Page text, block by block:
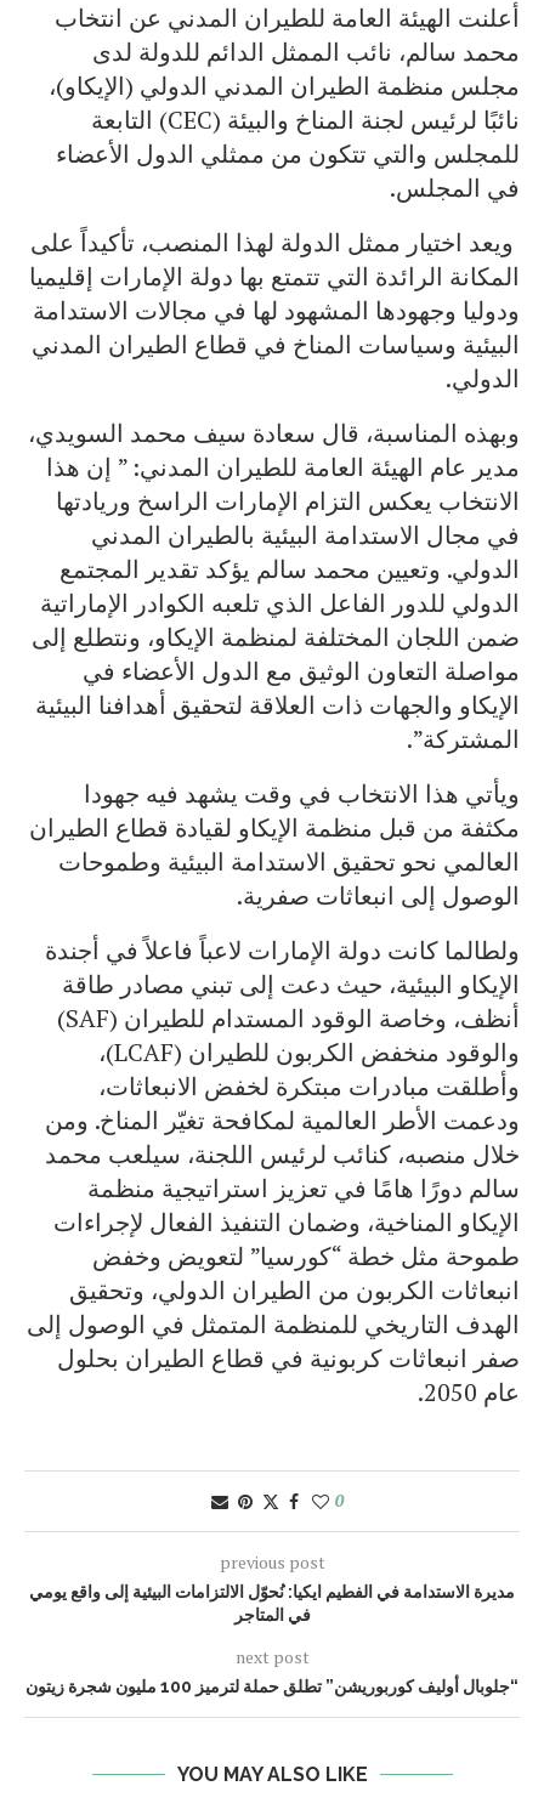
أعلنت الهيئة العامة للطيران المدني عن انتخاب
محمد سالم، نائب الممثل الدائم للدولة لدى
مجلس منظمة الطيران المدني الدولي (الإيكاو)،
نائبًا لرئيس لجنة المناخ والبيئة (CEC) التابعة
للمجلس والتي تتكون من ممثلي الدول الأعضاء
في المجلس.
ويعد اختيار ممثل الدولة لهذا المنصب، تأكيداً على
المكانة الرائدة التي تتمتع بها دولة الإمارات إقليميا
ودوليا وجهودها المشهود لها في مجالات الاستدامة
البيئية وسياسات المناخ في قطاع الطيران المدني
الدولي.
وبهذه المناسبة، قال سعادة سيف محمد السويدي،
مدير عام الهيئة العامة للطيران المدني: ” إن هذا
الانتخاب يعكس التزام الإمارات الراسخ وريادتها
في مجال الاستدامة البيئية بالطيران المدني
الدولي. وتعيين محمد سالم يؤكد تقدير المجتمع
الدولي للدور الفاعل الذي تلعبه الكوادر الإماراتية
ضمن اللجان المختلفة لمنظمة الإيكاو، ونتطلع إلى
مواصلة التعاون الوثيق مع الدول الأعضاء في
الإيكاو والجهات ذات العلاقة لتحقيق أهدافنا البيئية
المشتركة”.
ويأتي هذا الانتخاب في وقت يشهد فيه جهودا
مكثفة من قبل منظمة الإيكاو لقيادة قطاع الطيران
العالمي نحو تحقيق الاستدامة البيئية وطموحات
الوصول إلى انبعاثات صفرية.
ولطالما كانت دولة الإمارات لاعباً فاعلاً في أجندة
الإيكاو البيئية، حيث دعت إلى تبني مصادر طاقة
أنظف، وخاصة الوقود المستدام للطيران (SAF)
والوقود منخفض الكربون للطيران (LCAF)،
وأطلقت مبادرات مبتكرة لخفض الانبعاثات،
ودعمت الأطر العالمية لمكافحة تغيّر المناخ. ومن
خلال منصبه، كنائب لرئيس اللجنة، سيلعب محمد
سالم دورًا هامًا في تعزيز استراتيجية منظمة
الإيكاو المناخية، وضمان التنفيذ الفعال لإجراءات
طموحة مثل خطة “كورسيا” لتعويض وخفض
انبعاثات الكربون من الطيران الدولي، وتحقيق
الهدف التاريخي للمنظمة المتمثل في الوصول إلى
صفر انبعاثات كربونية في قطاع الطيران بحلول
عام 2050.
0
previous post
مديرة الاستدامة في الفطيم ايكيا: نُحوّل الالتزامات البيئية إلى واقع يومي
في المتاجر
next post
“جلوبال أوليف كوربوريشن” تطلق حملة لترميز 100 مليون شجرة زيتون
YOU MAY ALSO LIKE